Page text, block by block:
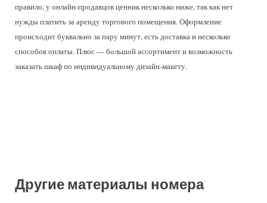
правило, у онлайн-продавцов ценник несколько ниже, так как нет
нужды платить за аренду торгового помещения. Оформление
происходит буквально за пару минут, есть доставка и несколько
способов оплаты. Плюс — большой ассортимент и возможность
заказать шкаф по индивидуальному дизайн-макету.
Другие материалы номера